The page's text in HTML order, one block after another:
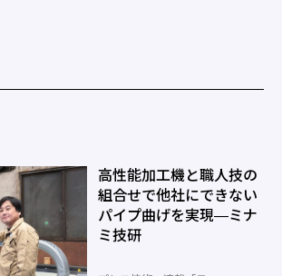
高性能加工機と職人技の
組合せで他社にできない
パイプ曲げを実現―ミナ
ミ技研